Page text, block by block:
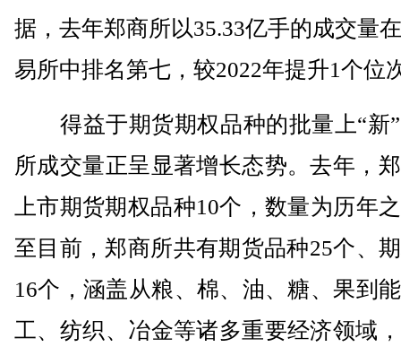
据，去年郑商所以35.33亿手的成交量
易所中排名第七，较2022年提升1个位
得益于期货期权品种的批量上“新
所成交量正呈显著增长态势。去年，
上市期货期权品种10个，数量为历年
至目前，郑商所共有期货品种25个、
16个，涵盖从粮、棉、油、糖、果到
工、纺织、冶金等诸多重要经济领域